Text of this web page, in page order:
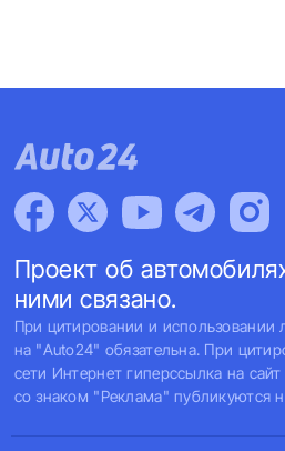
Проект об
ними связано.
При цитировании и
на "Auto24" обязательна. При
сети Интернет гиперссылка на
со знаком "Реклама" публикуются